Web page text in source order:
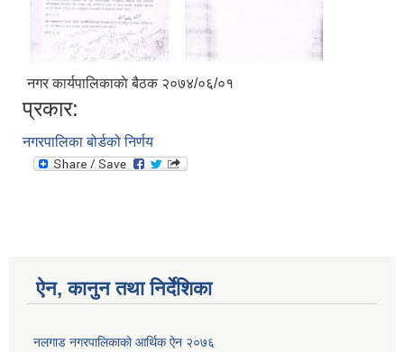
नगर कार्यपालिकाकाे बैठक २०७४/०६/०१
प्रकार:
नगरपालिका बोर्डको निर्णय
ऐन, कानुन तथा निर्देशिका
नलगाड नगरपालिकाको आर्थिक ऐन २०७६